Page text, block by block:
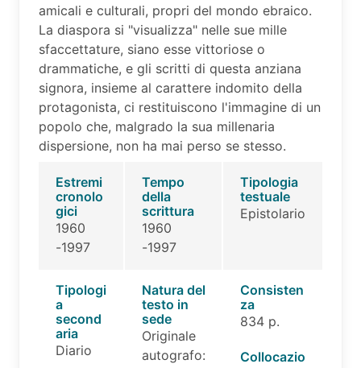
amicali e culturali, propri del mondo ebraico.
La diaspora si "visualizza" nelle sue mille
sfaccettature, siano esse vittoriose o
drammatiche, e gli scritti di questa anziana
signora, insieme al carattere indomito della
protagonista, ci restituiscono l'immagine di un
popolo che, malgrado la sua millenaria
dispersione, non ha mai perso se stesso.
Estremi
cronolo
gici
1960
-1997
Tempo
della
scrittura
1960
-1997
Tipologia
testuale
Epistolario
Tipologi
a
second
aria
Diario
Natura del
testo in
sede
Originale
autografo:
Consisten
za
834 p.
Collocazio